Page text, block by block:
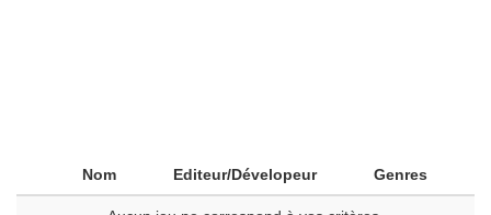
Nom Editeur/Dévelopeur Genres